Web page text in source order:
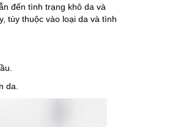
đến tình trạng khô da và
tùy thuộc vào loại da và tình
da.